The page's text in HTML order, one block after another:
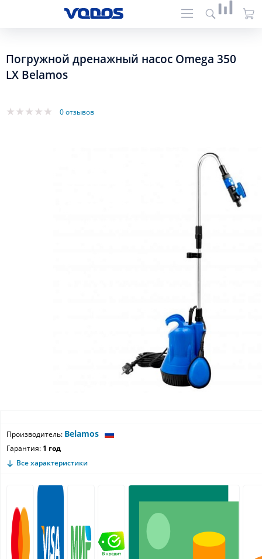
Погружной дренажный насос Omega 350
LX Belamos
0 отзывов
Производитель: Belamos
Гарантия: 1 год
Все характеристики